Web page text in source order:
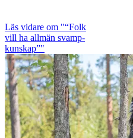
Läs vidare om "“Folk
vill ha allmän svamp­
kunskap”"